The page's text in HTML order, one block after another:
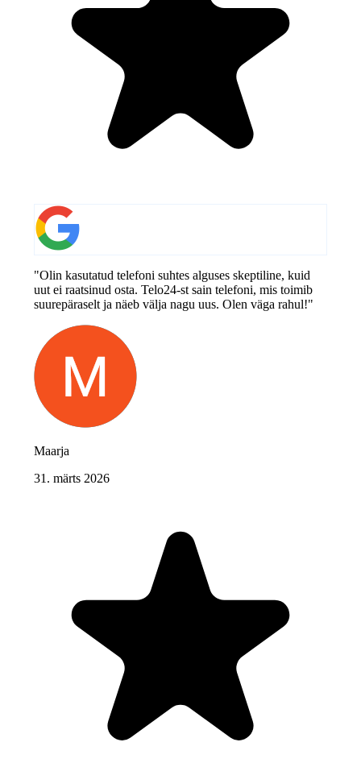
"Olin kasutatud telefoni suhtes alguses skeptiline, kuid
uut ei raatsinud osta. Telo24-st sain telefoni, mis toimib
suurepäraselt ja näeb välja nagu uus. Olen väga rahul!"
Maarja
31. märts 2026